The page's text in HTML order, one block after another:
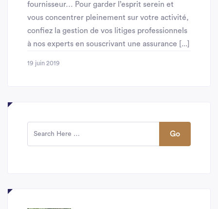
fournisseur… Pour garder l’esprit serein et
vous concentrer pleinement sur votre activité,
confiez la gestion de vos litiges professionnels
à nos experts en souscrivant une assurance [...]
19 juin 2019
Go